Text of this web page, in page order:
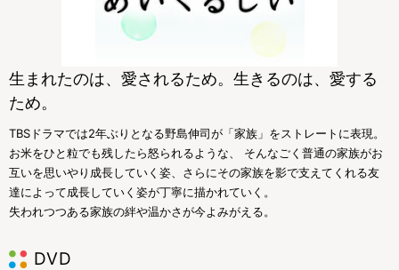
生まれたのは、愛されるため。生きるのは、愛する
ため。
TBSドラマでは2年ぶりとなる野島伸司が「家族」をストレートに表現。
お米をひと粒でも残したら怒られるような、 そんなごく普通の家族がお
互いを思いやり成長していく姿、さらにその家族を影で支えてくれる友
達によって成長していく姿が丁寧に描かれていく。
失われつつある家族の絆や温かさが今よみがえる。
DVD